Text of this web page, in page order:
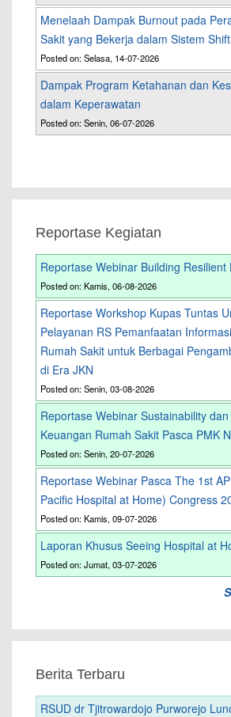
Menelaah Dampak Burnout pada
Sakit yang Bekerja dalam Sistem Shift
Posted on: Selasa, 14-07-2026
Dampak Program Ketahanan dan
dalam Keperawatan
Posted on: Senin, 06-07-2026
Reportase Kegiatan
Reportase Webinar Building Resilient
Posted on: Kamis, 06-08-2026
Reportase Workshop Kupas Tuntas
Pelayanan RS Pemanfaatan
Rumah Sakit untuk Berbagai
di Era JKN
Posted on: Senin, 03-08-2026
Reportase Webinar Sustainability
Keuangan Rumah Sakit Pasca PMK
Posted on: Senin, 20-07-2026
Reportase Webinar Pasca The 1st
Pacific Hospital at Home) Congress
Posted on: Kamis, 09-07-2026
Laporan Khusus Seeing Hospital at
Posted on: Jumat, 03-07-2026
Berita Terbaru
RSUD dr Tjitrowardojo Purworejo